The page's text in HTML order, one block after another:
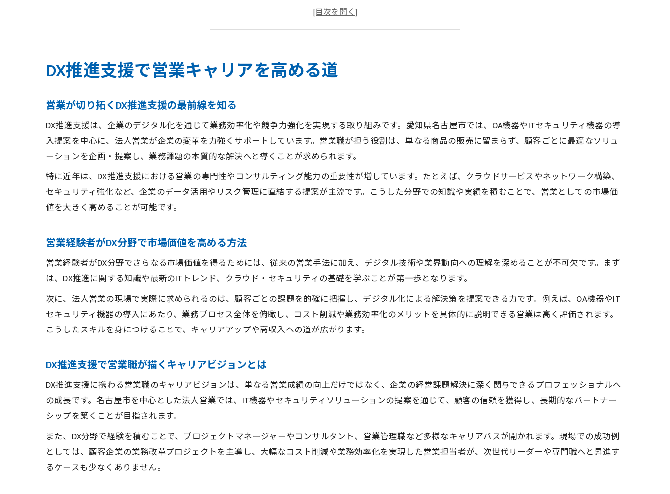
DX推進支援で営業職が描くキャリアビジョンとは
営業転職で注目されるDX求人の特徴を解説
法人営業が実践したい成長戦略を深掘り
営業の成長戦略で法人営業がDX推進支援に挑む
営業経験を活かした法人営業の自己成長法
DX推進支援で法人営業が得るスキルアップ術
営業未経験から始めるDX推進支援への第一歩
DX時代で求められる営業スキルの磨き方
DX推進支援で営業職が重視される理由を探る
営業スキルを高めるDX分野での実践ポイント
DX推進で営業経験が活きるスキルアップ術
営業経験を活かしたキャリアアップの具体策
営業職がキャリアアップで意識すべきこと
DX推進支援と営業で得られる成長の実例紹介
DX推進支援で営業キャリアを高める道
営業が切り拓くDX推進支援の最前線を知る
DX推進支援は、企業のデジタル化を通じて業務効率化や競争力強化を実現する取り組みです。愛知県名古屋市では、OA機器やITセキュリティ機器の導
入提案を中心に、法人営業が企業の変革を力強くサポートしています。営業職が担う役割は、単なる商品の販売に留まらず、顧客ごとに最適なソリュ
ーションを企画・提案し、業務課題の本質的な解決へと導くことが求められます。
特に近年は、DX推進支援における営業の専門性やコンサルティング能力の重要性が増しています。たとえば、クラウドサービスやネットワーク構築、
セキュリティ強化など、企業のデータ活用やリスク管理に直結する提案が主流です。こうした分野での知識や実績を積むことで、営業としての市場価
値を大きく高めることが可能です。
営業経験者がDX分野で市場価値を高める方法
営業経験者がDX分野でさらなる市場価値を得るためには、従来の営業手法に加え、デジタル技術や業界動向への理解を深めることが不可欠です。まず
は、DX推進に関する知識や最新のITトレンド、クラウド・セキュリティの基礎を学ぶことが第一歩となります。
次に、法人営業の現場で実際に求められるのは、顧客ごとの課題を的確に把握し、デジタル化による解決策を提案できる力です。例えば、OA機器やIT
セキュリティ機器の導入にあたり、業務プロセス全体を俯瞰し、コスト削減や業務効率化のメリットを具体的に説明できる営業は高く評価されます。
こうしたスキルを身につけることで、キャリアアップや高収入への道が広がります。
DX推進支援で営業職が描くキャリアビジョンとは
DX推進支援に携わる営業職のキャリアビジョンは、単なる営業成績の向上だけではなく、企業の経営課題解決に深く関与できるプロフェッショナルへ
の成長です。名古屋市を中心とした法人営業では、IT機器やセキュリティソリューションの提案を通じて、顧客の信頼を獲得し、長期的なパートナー
シップを築くことが目指されます。
また、DX分野で経験を積むことで、プロジェクトマネージャーやコンサルタント、営業管理職など多様なキャリアパスが開かれます。現場での成功例
としては、顧客企業の業務改革プロジェクトを主導し、大幅なコスト削減や業務効率化を実現した営業担当者が、次世代リーダーや専門職へと昇進す
るケースも少なくありません。